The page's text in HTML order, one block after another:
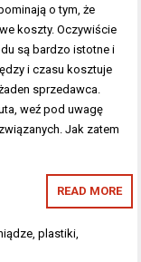
o tym, że
koszty. Oczywiście
są bardzo istotne i
i czasu kosztuje
sprzedawca.
weź pod uwagę
Jak zatem
READ MORE
,plastiki